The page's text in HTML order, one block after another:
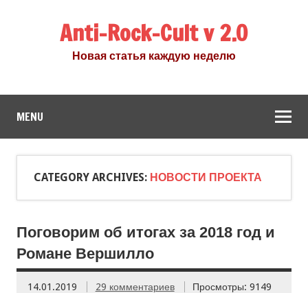
Anti-Rock-Cult v 2.0
Новая статья каждую неделю
MENU
CATEGORY ARCHIVES: НОВОСТИ ПРОЕКТА
Поговорим об итогах за 2018 год и
Романе Вершилло
14.01.2019 29 комментариев
Просмотры: 9149